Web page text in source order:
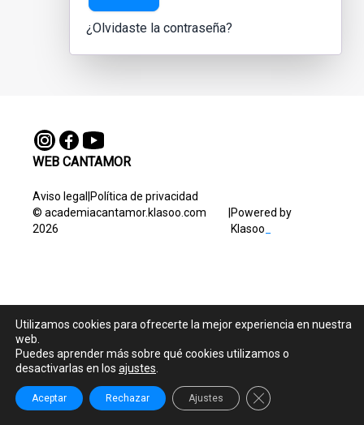
¿Olvidaste la contraseña?
WEB CANTAMOR
© academiacantamor.klasoo.com
2026
Powered by
Klasoo
Aviso legal Política de privacidad
Utilizamos cookies para ofrecerte la mejor experiencia en nuestra
web.
Puedes aprender más sobre qué cookies utilizamos o
desactivarlas en los ajustes
Aceptar Rechazar Ajustes Cerrar el banner de